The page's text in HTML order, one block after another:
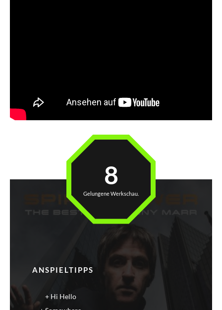
ANSPIELTIPPS
Hi Hello
8
Gelungene Werkschau.